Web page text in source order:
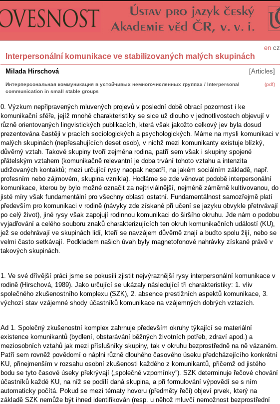
en cz
Interpersonální komunikace ve stabilizovaných malých skupinách
Milada Hirschová [Articles]
(pdf)
Интерперсональная коммуникация в устойчивых немногочисленных группах / Interpersonal
communication in small stable groups
0. Výzkum nepřipravených mluvených projevů v poslední době obrací pozornost i ke
komunikační sféře, jejíž mnohé charakteristiky se sice už dlouho v jednotlivostech objevují v
různě orientovaných lingvistických publikacích, která však jakožto celkový jev byla dosud
prezentována častěji v pracích sociologických a psychologických. Máme na mysli komunikaci v
malých skupinách (nepřesahujících deset osob), v nichž mezi komunikanty existuje blízký,
důvěrný vztah. Takové skupiny tvoří zejména rodina, patří sem však i skupiny spojené
přátelským vztahem (komunikačně relevantní je doba trvání tohoto vztahu a intenzita
udržovaných kontaktů; mezi určující rysy naopak nepatří, na jakém sociálním základě, např.
profesním nebo zájmovém, skupina vznikla). Hodláme se zde věnovat podobě interpersonální
komunikace, kterou by bylo možné označit za nejtriviálnější, nejméně záměrně kultivovanou, do
jisté míry však fundamentální pro všechny oblasti ostatní. Fundamentálnost samozřejmě platí
především pro komunikaci v rodině (návyky zde získané při učení se jazyku obvykle přetrvávají
po celý život), jiné rysy však zapojují rodinnou komunikaci do širšího okruhu. Jde nám o podobu
vyjadřování a celého souboru znaků charakterizujících ten okruh komunikačních událostí (KU),
jež se odehrávají ve skupinách lidí, kteří se navzájem důvěrně znají a buďto spolu žijí, nebo se
velmi často setkávají. Podkladem našich úvah byly magnetofonové nahrávky získané právě v
takových skupinách.
1. Ve své dřívější práci jsme se pokusili zjistit nejvýraznější rysy interpersonální komunikace v
rodině (Hirschová, 1989). Jako určující se ukázaly následující tři charakteristiky: 1. vliv
společného zkušenostního komplexu (SZK), 2. absence prestižních aspektů komunikace, 3.
výchozí stav vzájemné shody účastníků komunikace na vzájemných dobrých vztazích.
Ad 1. Společný zkušenostní komplex zahrnuje především okruhy týkající se materiální
existence komunikantů (bydlení, obstarávání běžných životních potřeb, zdraví apod.) a
meziosobních vztahů jak mezi příslušníky skupiny, tak v okruhu bezprostředně na ně vázaném.
Patří sem rovněž povědomí o náplni různě dlouhého časového úseku předcházejícího konkrétní
KU, přinejmenším v rozsahu osobní zkušenosti každého z komunikantů, přičemž od jistého
bodu se tyto časové úseky překrývají („společné vzpomínky”). SZK determinuje řečové chování
účastníků každé KU, na níž se podílí daná skupina, a při formulování výpovědí se s ním
automaticky počítá. Pokud se mezi tématy hovoru (předměty řeči) objeví prvek, který na
základě SZK nemůže být ihned identifikován (resp. u něhož mluvčí nemožnost bezprostřední